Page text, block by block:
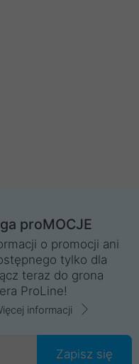
proMOCJE
o promocji ani
tylko dla
teraz do grona
ProLine!
informacji
Zapisz się